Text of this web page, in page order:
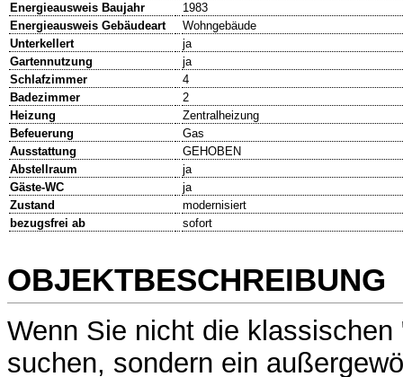
Energieausweis Baujahr
1983
Energieausweis Gebäudeart
Wohngebäude
Unterkellert
ja
Gartennutzung
ja
Schlafzimmer
4
Badezimmer
2
Heizung
Zentralheizung
Befeuerung
Gas
Ausstattung
GEHOBEN
Abstellraum
ja
Gäste-WC
ja
Zustand
modernisiert
bezugsfrei ab
sofort
OBJEKTBESCHREIBUNG
Wenn Sie nicht die klassischen
suchen, sondern ein